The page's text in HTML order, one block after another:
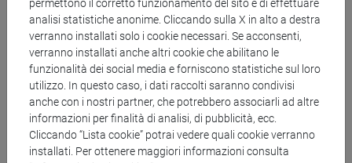
Banca Dati Nazionale dei Contratti Pubblici
Torna all'elenco dei bandi
permettono il corretto funzionamento del sito e di effettuare
analisi statistiche anonime. Cliccando sulla X in alto a destra
verranno installati solo i cookie necessari. Se acconsenti,
verranno installati anche altri cookie che abilitano le
funzionalità dei social media e forniscono statistiche sul loro
utilizzo. In questo caso, i dati raccolti saranno condivisi
anche con i nostri partner, che potrebbero associarli ad altre
informazioni per finalità di analisi, di pubblicità, ecc.
Cliccando “Lista cookie” potrai vedere quali cookie verranno
installati. Per ottenere maggiori informazioni consulta